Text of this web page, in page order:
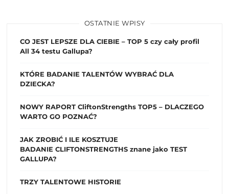
OSTATNIE WPISY
CO JEST LEPSZE DLA CIEBIE – TOP 5 czy cały profil
All 34 testu Gallupa?
KTÓRE BADANIE TALENTÓW WYBRAĆ DLA
DZIECKA?
NOWY RAPORT CliftonStrengths TOP5 – DLACZEGO
WARTO GO POZNAĆ?
JAK ZROBIĆ I ILE KOSZTUJE
BADANIE CLIFTONSTRENGTHS znane jako TEST
GALLUPA?
TRZY TALENTOWE HISTORIE